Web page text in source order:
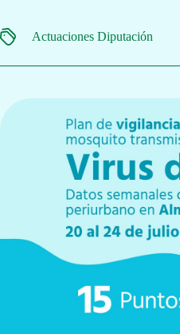
Actuaciones Diputación